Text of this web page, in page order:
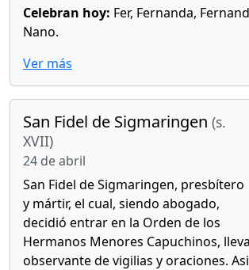
Celebran hoy: Fer, Fernanda,
Nano.
Ver más
San Fidel de Sigmaringen (s.
XVII)
24 de abril
San Fidel de Sigmaringen, presbítero
y mártir, el cual, siendo abogado,
decidió entrar en la Orden de los
Hermanos Menores Capuchinos,
observante de vigilias y oraciones.